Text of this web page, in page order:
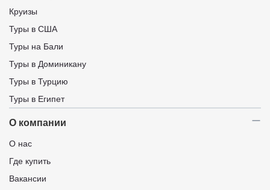
Круизы
Туры в США
Туры на Бали
Туры в Доминикану
Туры в Турцию
Туры в Египет
О компании
О нас
Где купить
Вакансии